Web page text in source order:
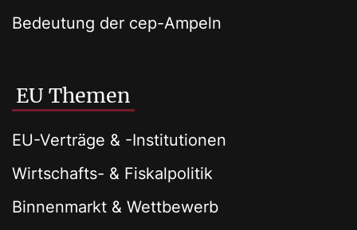
Bedeutung der cep-Ampeln
EU Themen
EU-Verträge & -Institutionen
Wirtschafts- & Fiskalpolitik
Binnenmarkt & Wettbewerb